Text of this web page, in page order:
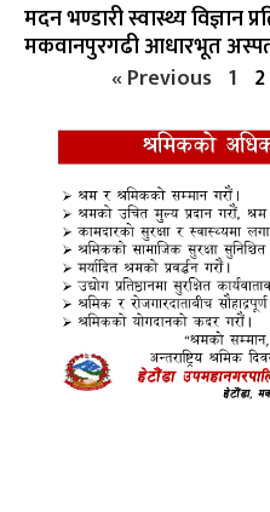
मदन भण्डारी स्वास्थ्य विज्ञान
मकवानपुरगढी आधारभूत
« Previous 1 2